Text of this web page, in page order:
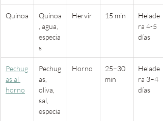
Quinoa
Quinoa
, agua,
especia
s
Hervir 15 min
Helade
ra 4-5
días
Pechug
as al
horno
Pechug
as,
oliva,
sal,
especia
Horno
25–30
min
Helade
ra 3–4
días